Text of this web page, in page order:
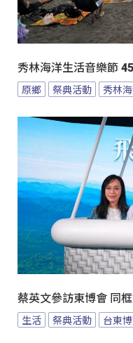
秀林海洋生活音樂節
原鄉 祭典活動 秀林
蔡英文參訪東博會 同
生活 祭典活動 台東